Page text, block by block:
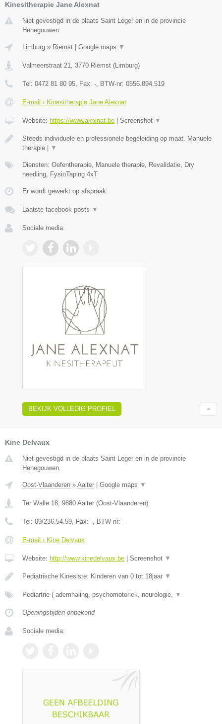
Kinesitherapie Jane Alexnat
Niet gevestigd in de plaats Saint Leger en in de provincie
Henegouwen.
Limburg » Riemst Google maps ▼
Valmeerstraat 21, 3770 Riemst (Limburg)
Tel: 0472 81 80 95, Fax: -, BTW-nr: 0556.894.519
E-mail › Kinesitherapie Jane Alexnat
Website: https://www.alexnat.be Screenshot ▼
Steeds individuele en professionele begeleiding op maat. Manuele
therapie |
▼
Diensten: Oefentherapie, Manuele therapie, Revalidatie, Dry
needling, FysioTaping 4xT
Er wordt gewerkt op afspraak.
Laatste facebook posts ▼
Sociale media:
BEKIJK VOLLEDIG PROFIEL
Kine Delvaux
Niet gevestigd in de plaats Saint Leger en in de provincie
Henegouwen.
Oost-Vlaanderen » Aalter Google maps ▼
Ter Walle 18, 9880 Aalter (Oost-Vlaanderen)
Tel: 09/236.54.59, Fax: -, BTW-nr: -
E-mail › Kine Delvaux
Website: http://www.kinedelvaux.be Screenshot ▼
Pediatrische Kinesiste: Kinderen van 0 tot 18jaar ▼
Pediartrie ( ademhaling, psychomotoriek, neurologie, ▼
Openingstijden onbekend
Sociale media: